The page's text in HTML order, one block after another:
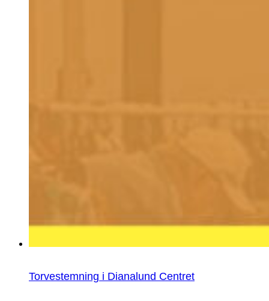
Torvestemning i Dianalund Centret